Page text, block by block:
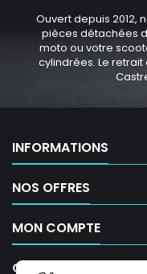
Ouvert depuis 2012,
pièces détachées
moto ou votre
cylindrées. Le
INFORMATIONS
NOS OFFRES
MON COMPTE
CONTACT